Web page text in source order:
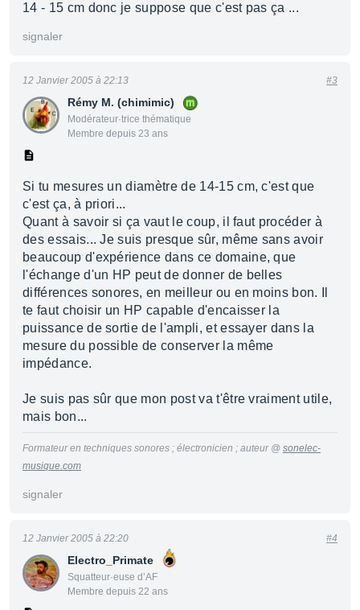
14 - 15 cm donc je suppose que c'est pas ça ...
signaler
Rémy M. (chimimic)
Modérateur·trice thématique
Membre depuis 23 ans
12 Janvier 2005 à 22:13 #3
Si tu mesures un diamètre de 14-15 cm, c'est que
c'est ça, à priori...
Quant à savoir si ça vaut le coup, il faut procéder à
des essais... Je suis presque sûr, même sans avoir
beaucoup d'expérience dans ce domaine, que
l'échange d'un HP peut de donner de belles
différences sonores, en meilleur ou en moins bon. Il
te faut choisir un HP capable d'encaisser la
puissance de sortie de l'ampli, et essayer dans la
mesure du possible de conserver la même
impédance.
Je suis pas sûr que mon post va t'être vraiment utile,
mais bon...
Formateur en techniques sonores ; électronicien ; auteur @ sonelec-
musique.com
signaler
Electro_Primate
Squatteur·euse d’AF
Membre depuis 22 ans
12 Janvier 2005 à 22:20 #4